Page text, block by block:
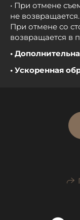
• При отмене
не возвращается.
При отмене со
возвращается в
•
• Ускоренная